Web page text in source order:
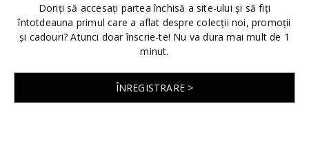
Doriți să accesați partea închisă a site-ului și să fiți
întotdeauna primul care a aflat despre colecții noi, promoții
și cadouri? Atunci doar înscrie-te! Nu va dura mai mult de 1
minut.
ÎNREGISTRARE >